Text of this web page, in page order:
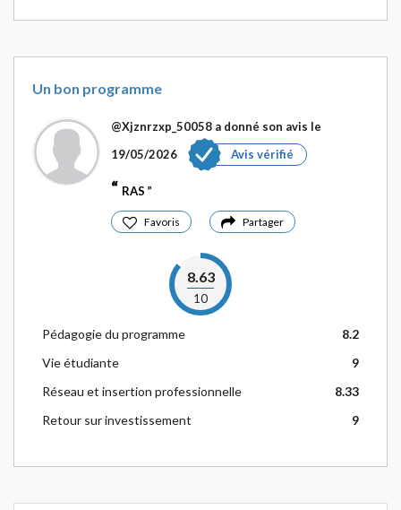
Un bon programme
@Xjznrzxp_50058 a donné son avis le
19/05/2026
Avis vérifié
RAS
Favoris Partager
8.63
10
Pédagogie du programme
8.2
Vie étudiante
9
Réseau et insertion professionnelle
8.33
Retour sur investissement
9